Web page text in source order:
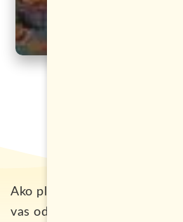
Ako planirate putovanje u
vas određene specifičnosti, u